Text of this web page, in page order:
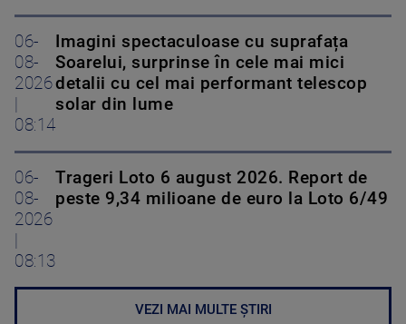
06-
08-
2026
|
08:14
Imagini spectaculoase cu suprafața
Soarelui, surprinse în cele mai mici
detalii cu cel mai performant telescop
solar din lume
06-
08-
2026
|
08:13
Trageri Loto 6 august 2026. Report de
peste 9,34 milioane de euro la Loto 6/49
VEZI MAI MULTE ȘTIRI